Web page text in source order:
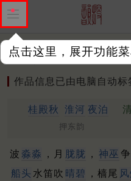
点击这里，展开功能
作品 标注四声 出处、引
作品信息已由电脑自动标
桂殿秋 淮河 夜泊
押东韵
波 淼淼 ，月 胧胧 ， 神巫
船头 水笛吹 晴碧 ，樯尾